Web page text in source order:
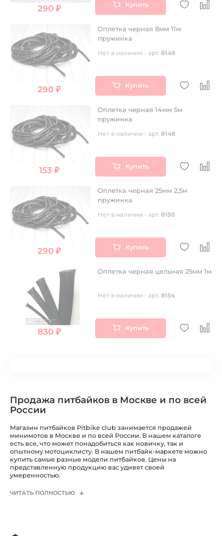
290 ₽ Купить
290 ₽
Оплетка черная 8мм 11м
пружинка
Нет в наличии - арт.8149
Купить
153 ₽
Оплетка черная 14мм 5м
пружинка
Нет в наличии - арт.8148
Купить
290 ₽
Оплетка черная 25мм 2,5м
пружинка
Нет в наличии - арт.8150
Купить
830 ₽
Оплетка черная цельная 25мм 1м
Нет в наличии - арт.8154
Купить
Продажа питбайков в Москве и по всей
России
Магазин питбайков Pitbike club занимается продажей
минимотов в Москве и по всей России. В нашем каталоге
есть все, что может понадобиться как новичку, так и
опытному мотоциклисту. В нашем питбайк-маркете можно
купить самые разные модели питбайков. Цены на
представленную продукцию вас удивят своей
умеренностью.
ЧИТАТЬ ПОЛНОСТЬЮ